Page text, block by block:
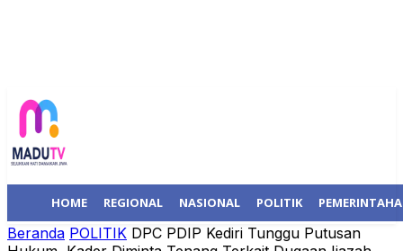
HOME REGIONAL NASIONAL POLITIK
Beranda POLITIK DPC PDIP Kediri Tunggu Putusan